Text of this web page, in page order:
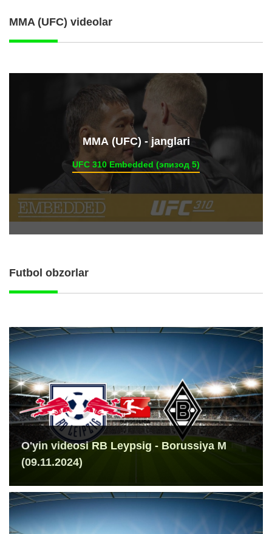
MMA (UFC) videolar
ММА (UFC) - janglari
UFC 310 Embedded (эпизод 5)
Futbol obzorlar
O'yin videosi RB Leypsig - Borussiya M
(09.11.2024)